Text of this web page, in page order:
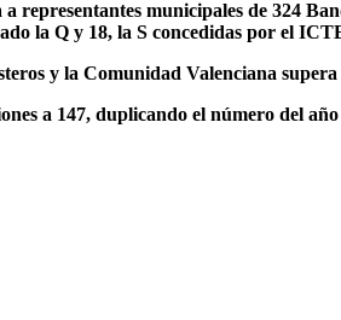
representantes municipales de 324
la Q y 18, la S concedidas por el
y la Comunidad Valenciana
a 147, duplicando el número del